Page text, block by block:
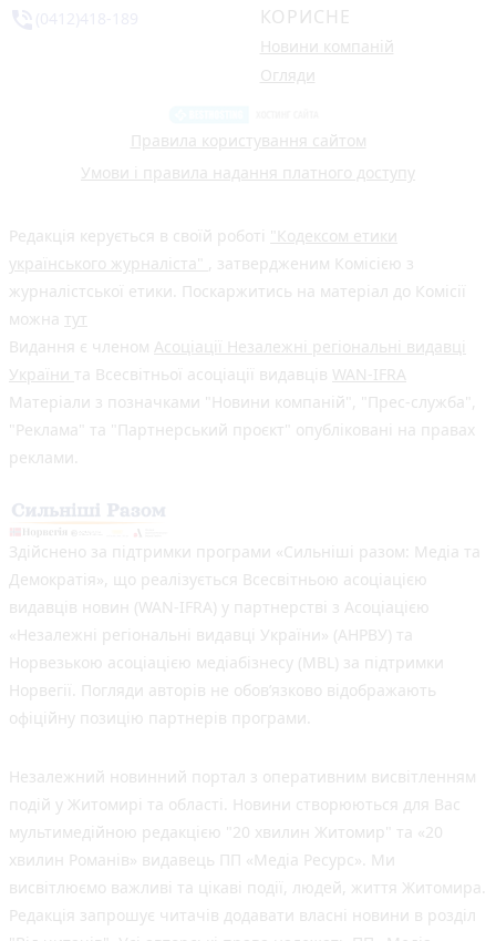
КОРИСНЕ
Новини компаній
Огляди
Правила користування сайтом
Умови і правила надання платного доступу
Редакція керується в своїй роботі "Кодексом етики
українського журналіста" , затвердженим Комісією з
журналістської етики. Поскаржитись на матеріал до Комісії
можна тут
Видання є членом Асоціації Незалежні регіональні видавці
України та Всесвітньої асоціації видавців WAN-IFRA
Матеріали з позначками "Новини компаній", "Прес-служба",
"Реклама" та "Партнерський проєкт" опубліковані на правах
реклами.
Здійснено за підтримки програми «Сильніші разом: Медіа та
Демократія», що реалізується Всесвітньою асоціацією
видавців новин (WAN-IFRA) у партнерстві з Асоціацією
«Незалежні регіональні видавці України» (АНРВУ) та
Норвезькою асоціацією медіабізнесу (MBL) за підтримки
Норвегії. Погляди авторів не обов’язково відображають
офіційну позицію партнерів програми.
Незалежний новинний портал з оперативним висвітленням
подій у Житомирі та області. Новини створюються для Вас
мультимедійною редакцією "20 хвилин Житомир" та «20
хвилин Романів» видавець ПП «Медіа Ресурс». Ми
висвітлюємо важливі та цікаві події, людей, життя Житомира.
Редакція запрошує читачів додавати власні новини в розділ